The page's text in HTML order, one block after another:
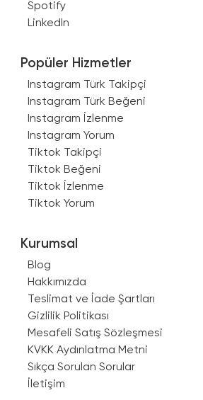
Spotify
LinkedIn
Popüler Hizmetler
Instagram Türk Takipçi
Instagram Türk Beğeni
Instagram İzlenme
Instagram Yorum
Tiktok Takipçi
Tiktok Beğeni
Tiktok İzlenme
Tiktok Yorum
Kurumsal
Blog
Hakkımızda
Teslimat ve İade Şartları
Gizlilik Politikası
Mesafeli Satış Sözleşmesi
KVKK Aydınlatma Metni
Sıkça Sorulan Sorular
İletişim